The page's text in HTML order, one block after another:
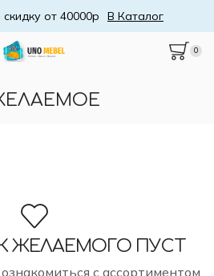
от 40000р В Каталог
0
ЖЕЛАЕМОГО ПУСТ
с ассортиментом